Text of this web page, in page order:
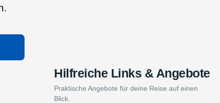
Hilfreiche Links & Angebote
Praktische Angebote für deine Reise auf einen
Blick.